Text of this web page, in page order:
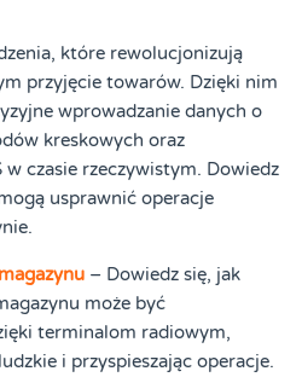
które rewolucjonizują
przyjęcie towarów. Dzięki nim
wprowadzanie danych o
kreskowych oraz
czasie rzeczywistym. Dowiedz
usprawnić operacje
– Dowiedz się, jak
może być
terminalom radiowym,
i przyspieszając operacje.